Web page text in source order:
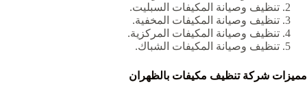
تنظيف وصيانة المكيفات السبليت.
تنظيف وصيانة المكيفات المخفية.
تنظيف وصيانة المكيفات المركزية.
تنظيف وصيانة المكيفات الشباك.
مميزات شركة تنظيف مكيفات بالظهران